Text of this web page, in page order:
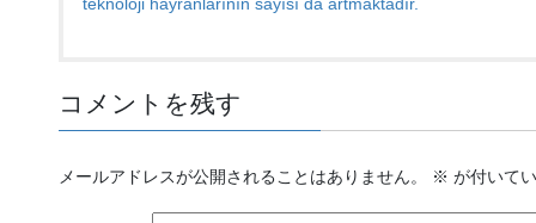
コメントを残す
メールアドレスが公開されることはありません。 ※ が付いて